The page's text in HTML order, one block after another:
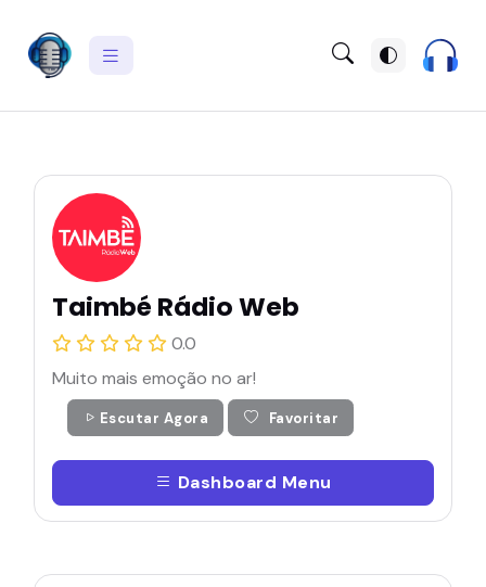
Taimbé Rádio Web
0.0
Muito mais emoção no ar!
Escutar Agora Favoritar
Dashboard Menu